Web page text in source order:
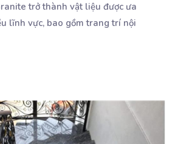
trở thành vật liệu được ưa
lĩnh vực, bao gồm trang trí nội